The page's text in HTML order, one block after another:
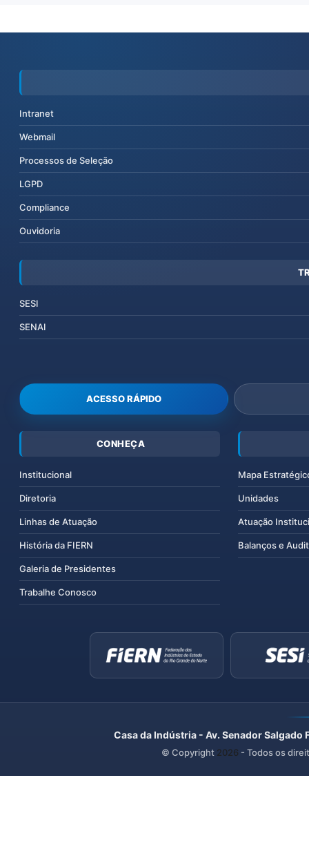
Intranet
Webmail
Processos de Seleção
LGPD
Compliance
Ouvidoria
SESI
SENAI
ACESSO RÁPIDO
CONHEÇA
Institucional
Diretoria
Linhas de Atuação
História da FIERN
Galeria de Presidentes
Trabalhe Conosco
Mapa
Unidades
Atuação
Balanços e
Casa da Indústria - Av. Senador
© Copyright 2026 - Todos os